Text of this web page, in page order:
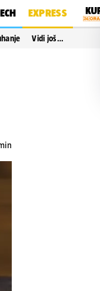
EXPRESS
Vidi još…